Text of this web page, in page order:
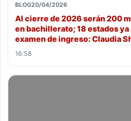
BLOG20/04/2026
Al cierre de 2026 serán 200
en bachillerato; 18 estados
examen de ingreso: Claudia
16:58